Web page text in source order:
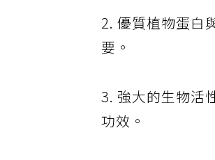
2. 優質植物蛋白
要。
3. 強大的生物活
功效。